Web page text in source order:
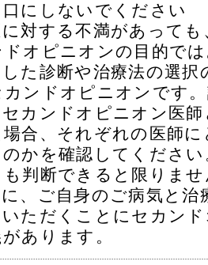
にしないでください
に対する不満があって
オピニオンの目的で
た診断や治療法の選
ンドオピニオンです
カンドオピニオン医
合、それぞれの医師
かを確認してくださ
判断できると限りま
、ご自身のご病気と
ただくことにセカン
あります。